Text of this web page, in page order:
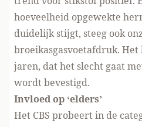
hoeveelheid opgewekte
duidelijk stijgt, steeg ook
broeikasgasvoetafdruk. Het
jaren, dat het slecht gaat
wordt bevestigd.
Invloed op ‘elders’
Het CBS probeert in de